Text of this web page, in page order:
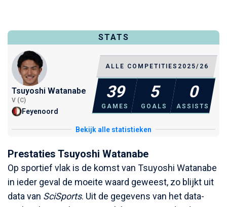
STATS
Tsuyoshi Watanabe
V (C)
Feyenoord
ALLE COMPETITIES 2025/26
39
GAMES
5
GOALS
0
ASSISTS
Bekijk alle statistieken
Prestaties Tsuyoshi Watanabe
Op sportief vlak is de komst van Tsuyoshi Watanabe
in ieder geval de moeite waard geweest, zo blijkt uit
data van SciSports. Uit de gegevens van het data-